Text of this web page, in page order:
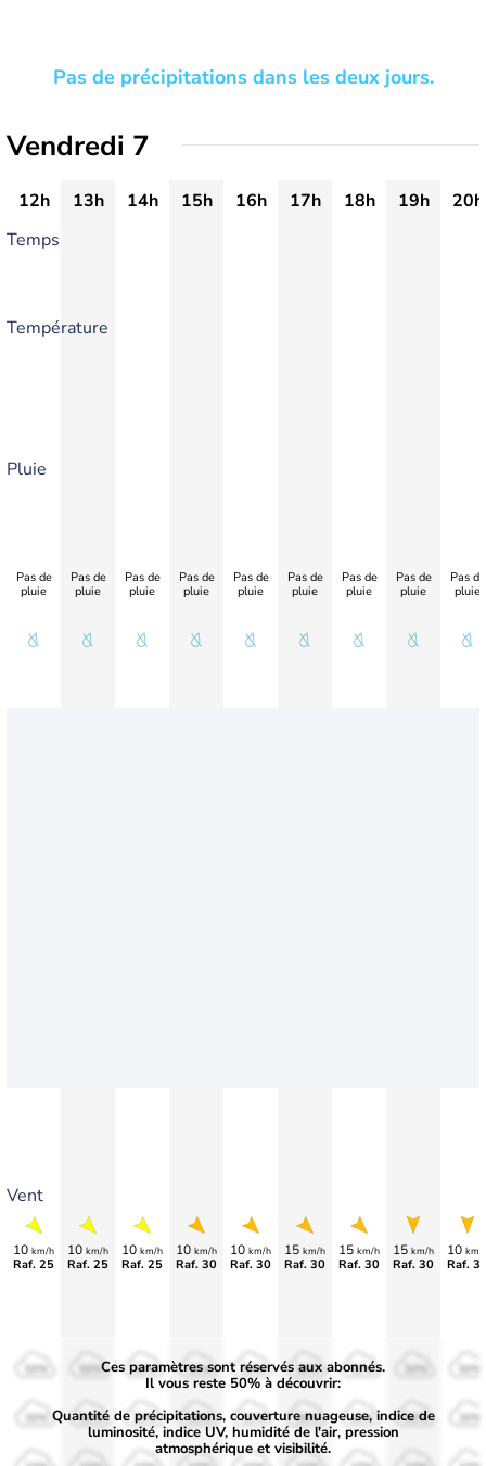
Pas de précipitations dans les deux jours.
Vendredi 7
12h 13h 14h 15h 16h 17h 18h 19h
20h
Temps
Température
Pluie
Vent
Pas de
pluie
10 km/h
Raf. 25
Pas de
pluie
10 km/h
Raf. 25
Pas de
pluie
10 km/h
Raf. 25
Pas de
pluie
10 km/h
Raf. 30
Pas de
pluie
10 km/h
Raf. 30
Pas de
pluie
15 km/h
Raf. 30
Pas de
pluie
15 km/h
Raf. 30
Pas de
pluie
15 km/h
Raf. 30
Pas de
pluie
10 km/
Raf.
50%
30%
50%
30%
50%
30%
50%
30%
50%
30%
50%
30%
50%
30% 30% 30%
Ces paramètres sont réservés aux abonnés.
Il vous reste 50% à découvrir:
Quantité de précipitations, couverture nuageuse, indice de
luminosité, indice UV, humidité de l'air, pression
atmosphérique et visibilité.